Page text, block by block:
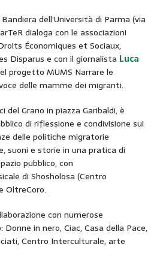
Bandiera dell’Università di Parma (via
dialoga con le associazioni
Économiques et Sociaux,
Disparus e con il giornalista Luca
progetto MUMS Narrare le
delle mamme dei migranti.
del Grano in piazza Garibaldi, è
di riflessione e condivisione sui
delle politiche migratorie
suoni e storie in una pratica di
pubblico, con
di Shosholosa (Centro
OltreCoro.
con numerose
in nero, Ciac, Casa della Pace,
Centro Interculturale, arte